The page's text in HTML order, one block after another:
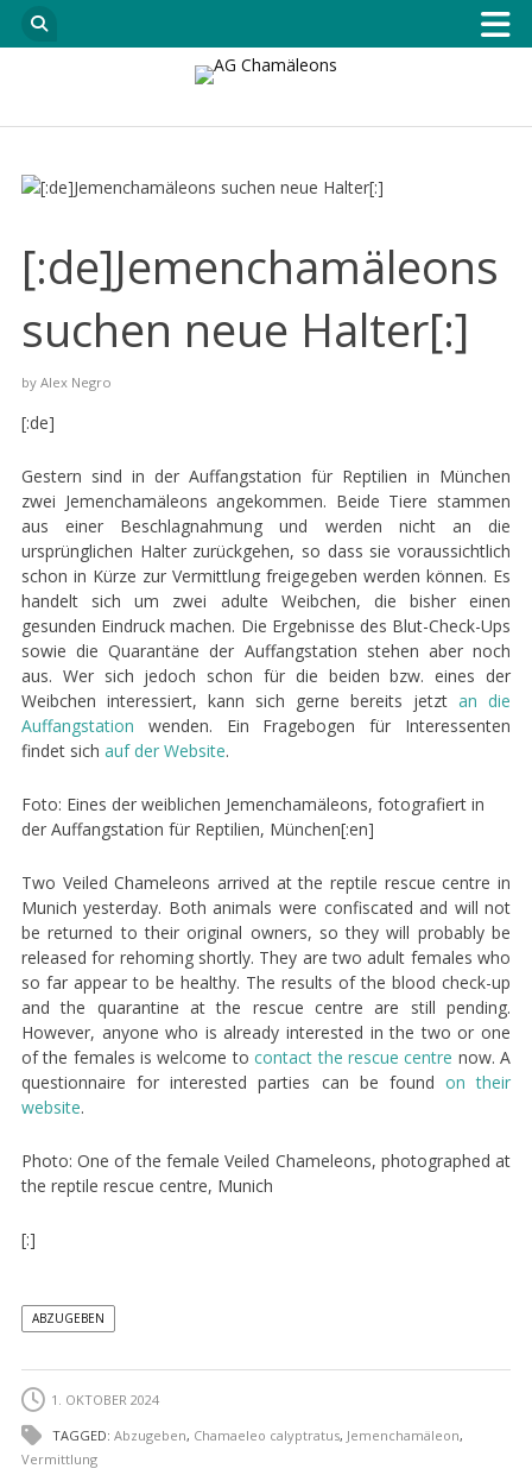
[:de]Jemenchamäleons
suchen neue Halter[:]
by Alex Negro
[:de]
Gestern sind in der Auffangstation für Reptilien in München
zwei Jemenchamäleons angekommen. Beide Tiere stammen
aus einer Beschlagnahmung und werden nicht an die
ursprünglichen Halter zurückgehen, so dass sie voraussichtlich
schon in Kürze zur Vermittlung freigegeben werden können. Es
handelt sich um zwei adulte Weibchen, die bisher einen
gesunden Eindruck machen. Die Ergebnisse des Blut-Check-Ups
sowie die Quarantäne der Auffangstation stehen aber noch
aus. Wer sich jedoch schon für die beiden bzw. eines der
Weibchen interessiert, kann sich gerne bereits jetztan die
Auffangstation wenden. Ein Fragebogen für Interessenten
findet sich auf der Website.
Foto: Eines der weiblichen Jemenchamäleons, fotografiert in
der Auffangstation für Reptilien, München[:en]
Two Veiled Chameleons arrived at the reptile rescue centre in
Munich yesterday. Both animals were confiscated and will not
be returned to their original owners, so they will probably be
released for rehoming shortly. They are two adult females who
so far appear to be healthy. The results of the blood check-up
and the quarantine at the rescue centre are still pending.
However, anyone who is already interested in the two or one
of the females is welcome tocontact the rescue centre now. A
questionnaire for interested parties can be found on their
website.
Photo: One of the female Veiled Chameleons, photographed at
the reptile rescue centre, Munich
[:]
ABZUGEBEN
1. OKTOBER 2024
TAGGED: Abzugeben, Chamaeleo calyptratus, Jemenchamäleon,
Vermittlung